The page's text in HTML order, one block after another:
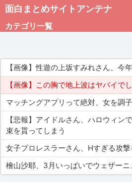
面白まとめサイトアンテナ
カテゴリ一覧
総合
アダルト
【画像】性遊の上坂すみれさん、今
【画像】この胸で地上波はヤバイで
マッチングアプリって絶対、女を調
【悲報】アイドルさん、ハロウィン
束を貰ってしまう
女子プロレスラーさん、Hすぎる攻撃
檜山沙耶、3月いっぱいでウェザー